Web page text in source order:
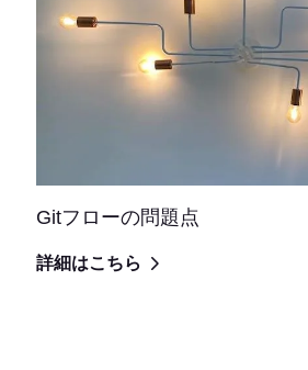
Gitフローの問題点
詳細はこちら